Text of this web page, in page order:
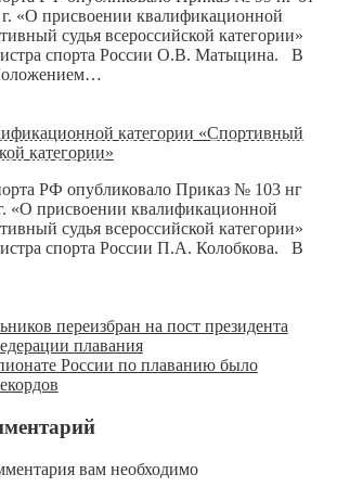
г. «О присвоении квалификационной
судья всероссийской категории»
спорта России О.В. Матыцина. В
категории «Спортивный
категории»
РФ опубликовало Приказ № 103 нг
«О присвоении квалификационной
судья всероссийской категории»
спорта России П.А. Колобкова. В
переизбран на пост президента
плавания
России по плаванию было
вам необходимо